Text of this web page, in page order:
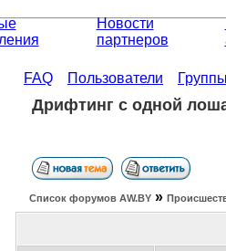
Новости
партнеров
FAQ Пользователи
Дрифтинг с одной
Список форумов АW.BY »